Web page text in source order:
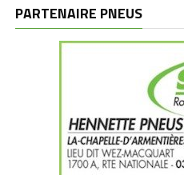
PARTENAIRE PNEUS